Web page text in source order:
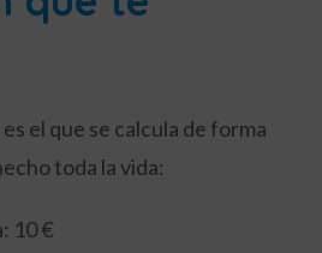
el que se calcula de forma
toda la vida:
10 €